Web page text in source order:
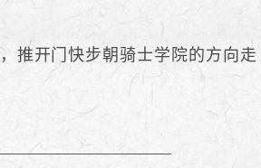
推开门快步朝骑士学院的方向走